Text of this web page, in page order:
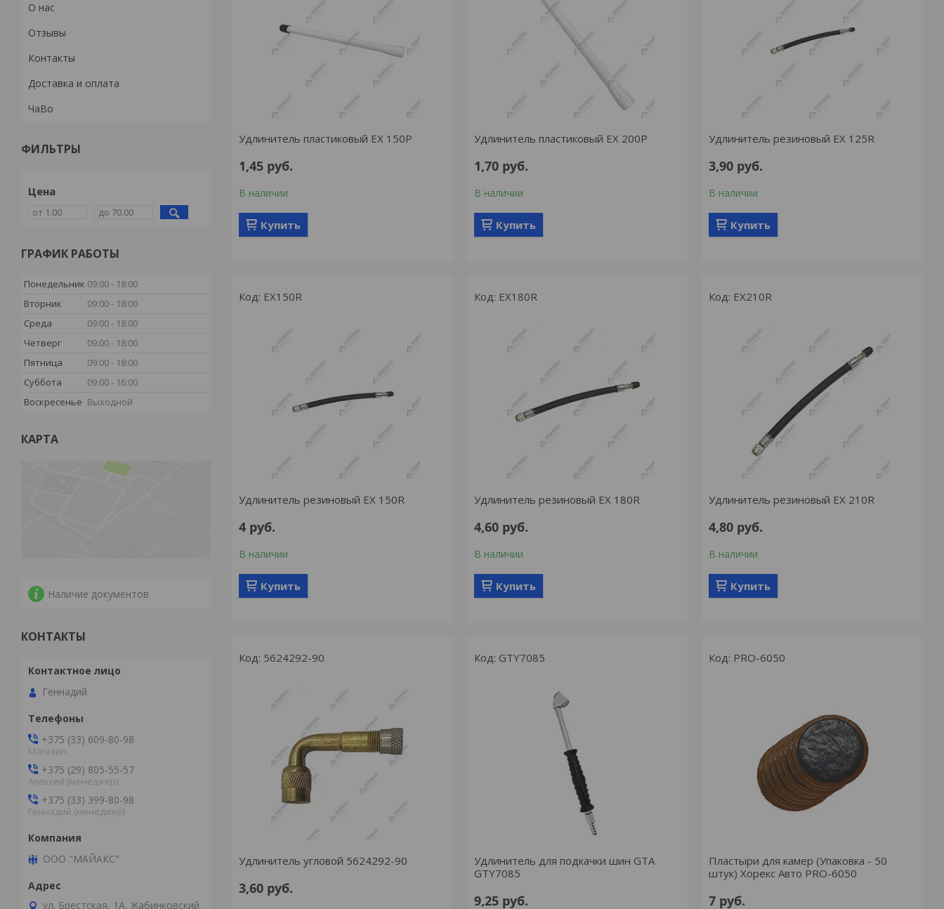
Удлинитель пластиковый EX 150P
1,45 руб.
В наличии
Купить
Удлинитель пластиковый EX 200P
1,70 руб.
В наличии
Купить
Удлинитель резиновый EX 125R
3,90 руб.
В наличии
Купить
EX150R
Удлинитель резиновый EX 150R
4 руб.
В наличии
Купить
EX180R
Удлинитель резиновый EX 180R
4,60 руб.
В наличии
Купить
EX210R
Удлинитель резиновый EX 210R
4,80 руб.
В наличии
Купить
5624292-90
Удлинитель угловой 5624292-90
3,60 руб.
GTY7085
Удлинитель для подкачки шин GTA
GTY7085
9,25 руб.
PRO-6050
Пластыри для камер (Упаковка - 50
штук) Хорекс Авто PRO-6050
7 руб.
О нас
Отзывы
Контакты
Доставка и оплата
ЧаВо
ФИЛЬТРЫ
Цена
ГРАФИК РАБОТЫ
Понедельник 09:00
18:00
Вторник
09:00
18:00
Среда
09:00
18:00
Четверг
09:00
18:00
Пятница
09:00
18:00
Суббота
09:00
16:00
Воскресенье Выходной
КАРТА
Наличие документов
КОНТАКТЫ
Геннадий
+375 (33) 609-80-98
Магазин
+375 (29) 805-55-57
Алексей (менеджер)
+375 (33) 399-80-98
Геннадий (менеджер)
ООО "МАЙАКС"
ул. Брестская, 1А, Жабинковский